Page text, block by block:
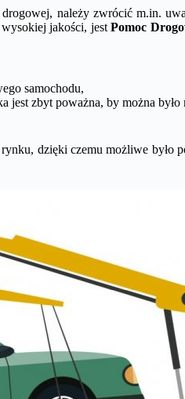
należy zwrócić m.in.
wysokiej jakości, jestPomoc
samochodu,
jest zbyt poważna, by można
dzięki czemu możliwe było